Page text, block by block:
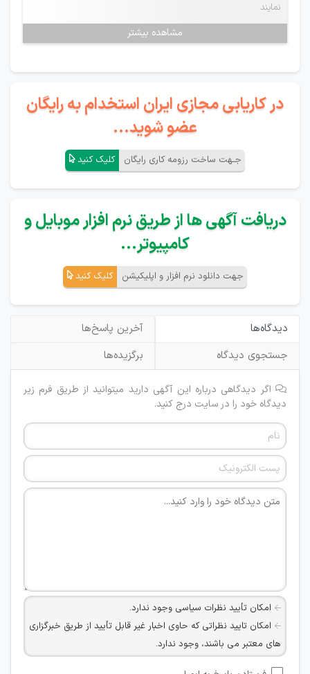
نمایند
مشاهده بیشتر
در کاریابی مجازی ایران استخدام به رایگان
عضو شوید...
جـهت ساخت رزومه کاری رایگان کلیک کنید
دریافت آگهی ها از طریق نرم افزار موبایل و
کامپیوتر...
جهت دانلود نرم افزار و اپلیکیشن کلیک کنید
دیدگاه‌ها
آخرین پاسخ‌ها
جستجوی دیدگاه
برگزیده‌ها
اگر دیدگاهی درباره این آگهی دارید میتوانید از طریق فرم زیر
دیدگاه خود را در سایت درج کنید.
امکان تأیید نظرات سیاسی وجود ندارد.
امکان تایید نظراتی که حاوی اخبار غیر قابل تأیید از طریق خبرگزاری
های معتبر می باشند، وجود ندارد.